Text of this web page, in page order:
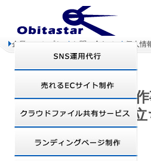
企業コンセプト お問い合わせ 個人情
オビタスター 制作
得情報、お役